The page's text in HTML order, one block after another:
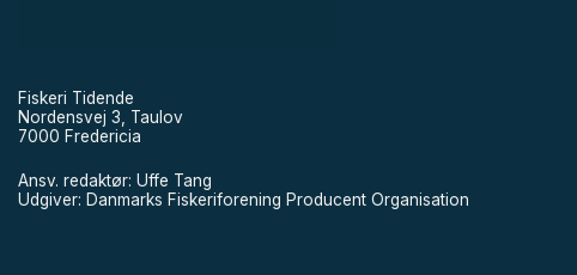
Fiskeri Tidende
Nordensvej 3, Taulov
7000 Fredericia
Ansv. redaktør: Uffe Tang
Udgiver: Danmarks Fiskeriforening Producent Organisation